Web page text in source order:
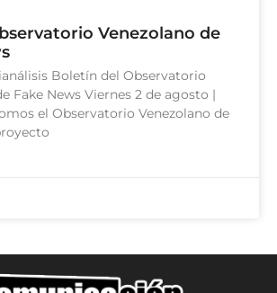
Venezolano de
Boletín del Observatorio
Fake News Viernes 2 de agosto |
el Observatorio Venezolano de